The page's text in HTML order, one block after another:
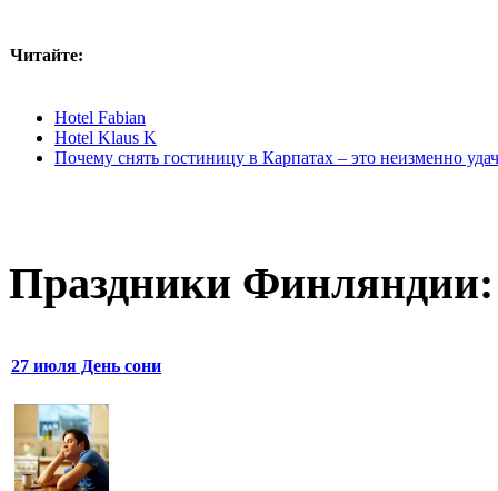
Читайте:
Hotel Fabian
Hotel Klaus K
Почему снять гостиницу в Карпатах – это неизменно
Праздники Финляндии:
27 июля День сони